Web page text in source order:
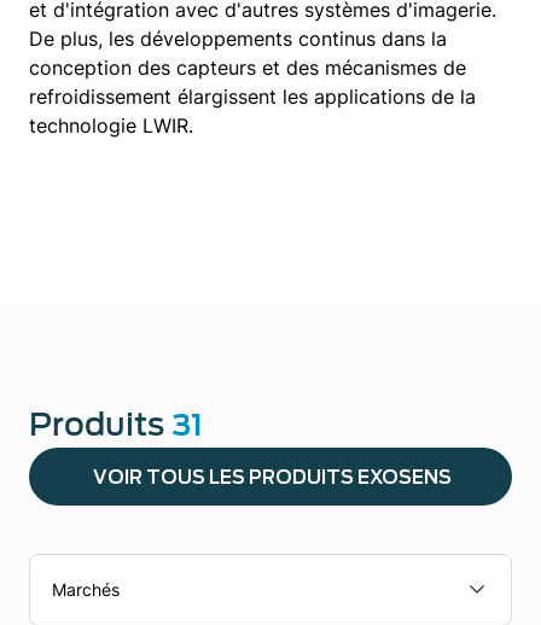
et d'intégration avec d'autres systèmes d'imagerie.
De plus, les développements continus dans la
conception des capteurs et des mécanismes de
refroidissement élargissent les applications de la
technologie LWIR.
Produits 31
VOIR TOUS LES PRODUITS EXOSENS
Marchés